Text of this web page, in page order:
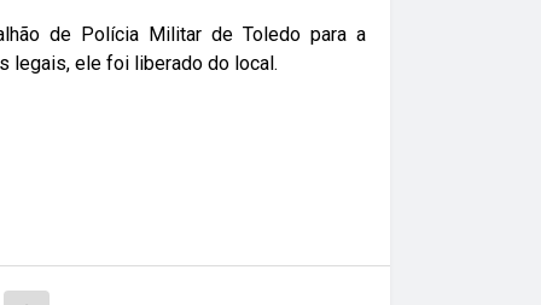
de Polícia Militar de Toledo para a
legais, ele foi liberado do local.